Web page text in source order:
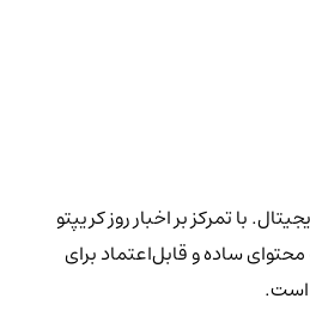
با تمرکز بر اخبار روز کریپتو
ساده و قابل‌اعتماد برای